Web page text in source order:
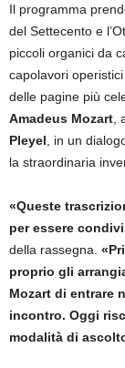
Il programma
del Settecento e
piccoli organici da
capolavori
delle pagine più
Amadeus Mozart
Pleyel , in un
la straordinaria
«Queste
per essere
della rassegna.
proprio gli
Mozart di entrare
incontro. Oggi
modalità di